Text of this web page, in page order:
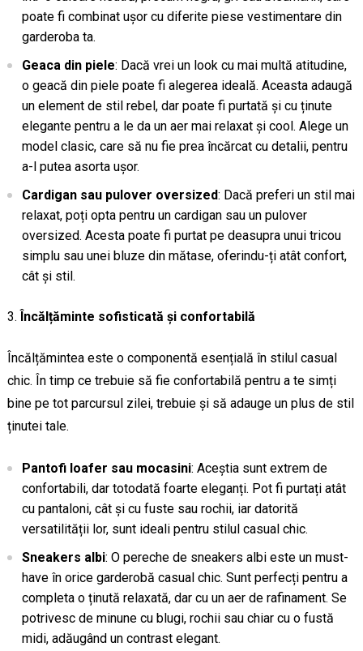
poate fi combinat ușor cu diferite piese vestimentare din
garderoba ta.
Geaca din piele: Dacă vrei un look cu mai multă atitudine,
o geacă din piele poate fi alegerea ideală. Aceasta adaugă
un element de stil rebel, dar poate fi purtată și cu ținute
elegante pentru a le da un aer mai relaxat și cool. Alege un
model clasic, care să nu fie prea încărcat cu detalii, pentru
a-l putea asorta ușor.
Cardigan sau pulover oversized: Dacă preferi un stil mai
relaxat, poți opta pentru un cardigan sau un pulover
oversized. Acesta poate fi purtat pe deasupra unui tricou
simplu sau unei bluze din mătase, oferindu-ți atât confort,
cât și stil.
Încălțăminte sofisticată și confortabilă
Încălțămintea este o componentă esențială în stilul casual
chic. În timp ce trebuie să fie confortabilă pentru a te simți
bine pe tot parcursul zilei, trebuie și să adauge un plus de stil
ținutei tale.
Pantofi loafer sau mocasini: Aceștia sunt extrem de
confortabili, dar totodată foarte eleganți. Pot fi purtați atât
cu pantaloni, cât și cu fuste sau rochii, iar datorită
versatilității lor, sunt ideali pentru stilul casual chic.
Sneakers albi: O pereche de sneakers albi este un must-
have în orice garderobă casual chic. Sunt perfecți pentru a
completa o ținută relaxată, dar cu un aer de rafinament. Se
potrivesc de minune cu blugi, rochii sau chiar cu o fustă
midi, adăugând un contrast elegant.